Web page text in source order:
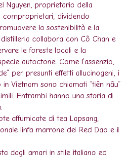
Nguyen, proprietario della
comproprietari, dividendo
la sostenibilità e la
collabora con Cô Chan e
le foreste locali e la
autoctone. Come l’assenzio,
per presunti effetti allucinogeni, i
Vietnam sono chiamati “tiên nâu”
Entrambi hanno una storia di
affumicate di tea Lapsang,
linfa marrone dei Red Dao e il
dagli amari in stile italiano ed